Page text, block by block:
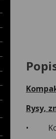
Rysy,
•